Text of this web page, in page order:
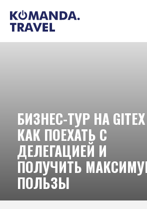
БИЗНЕС-ТУР НА
КАК ПОЕХАТЬ С
ДЕЛЕГАЦИЕЙ И
ПОЛУЧИТЬ
ПОЛЬЗЫ